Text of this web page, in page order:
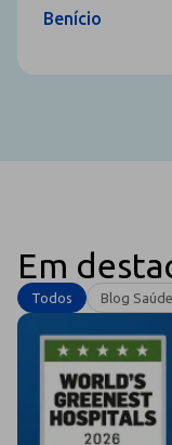
Benício
Em
Todos Blog